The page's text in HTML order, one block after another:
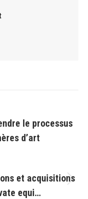
le processus
dʼart
et acquisitions
equi…